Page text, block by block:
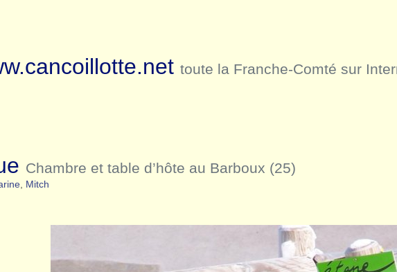
toute la Franche-Comté sur
Chambre et table d’hôte au Barboux (25)
, Mitch